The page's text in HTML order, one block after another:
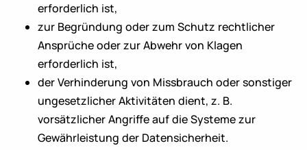
erforderlich ist,
zur Begründung oder zum Schutz rechtlicher
Ansprüche oder zur Abwehr von Klagen
erforderlich ist,
der Verhinderung von Missbrauch oder sonstiger
ungesetzlicher Aktivitäten dient, z. B.
vorsätzlicher Angriffe auf die Systeme zur
Gewährleistung der Datensicherheit.